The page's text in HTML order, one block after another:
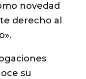
novedad
derecho al
su